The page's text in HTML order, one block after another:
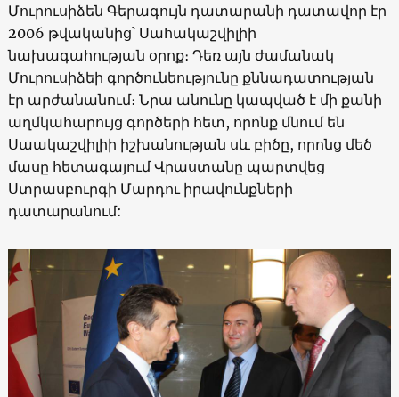
Մուրուսիձեն Գերագույն դատարանի դատավոր էր
2006 թվականից՝ Սահակաշվիլիի
նախագահության օրոք։ Դեռ այն ժամանակ
Մուրուսիձեի գործունեությունը քննադատության
էր արժանանում։ Նրա անունը կապված է մի քանի
աղմկահարույց գործերի հետ, որոնք մնում են
Սաակաշվիլիի իշխանության սև բիծը, որոնց մեծ
մասը հետագայում Վրաստանը պարտվեց
Ստրասբուրգի Մարդու իրավունքների
դատարանում: